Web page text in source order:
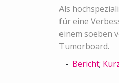
Als
für eine
einem soeben
Tumorboard.
Bericht;